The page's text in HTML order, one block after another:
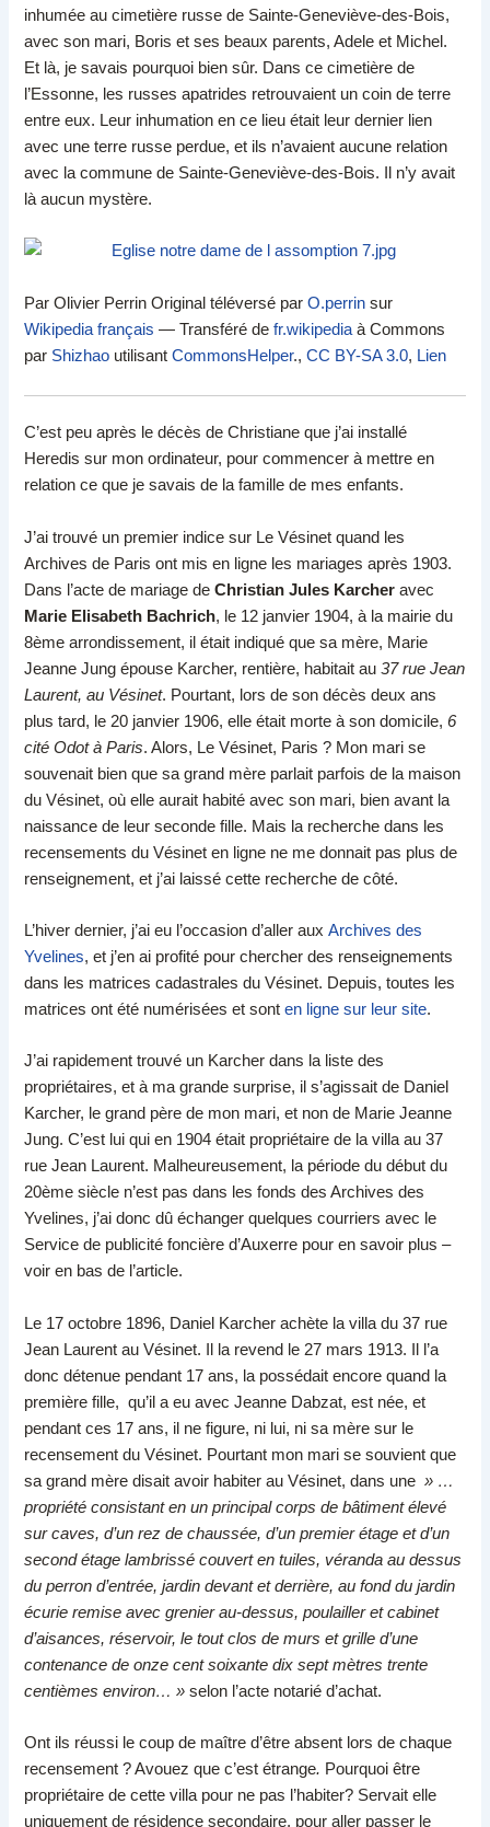
inhumée au cimetière russe de Sainte-Geneviève-des-Bois,
avec son mari, Boris et ses beaux parents, Adele et Michel.
Et là, je savais pourquoi bien sûr. Dans ce cimetière de
l’Essonne, les russes apatrides retrouvaient un coin de terre
entre eux. Leur inhumation en ce lieu était leur dernier lien
avec une terre russe perdue, et ils n’avaient aucune relation
avec la commune de Sainte-Geneviève-des-Bois. Il n’y avait
là aucun mystère.
Par Olivier Perrin Original téléversé parO.perrin sur
Wikipedia français — Transféré defr.wikipediaà Commons
par Shizhao utilisantCommonsHelper.,CC BY-SA 3.0, Lien
C’est peu après le décès de Christiane que j’ai installé
Heredis sur mon ordinateur, pour commencer à mettre en
relation ce que je savais de la famille de mes enfants.
J’ai trouvé un premier indice sur Le Vésinet quand les
Archives de Paris ont mis en ligne les mariages après 1903.
Dans l’acte de mariage deChristian Jules Karcher avec
Marie Elisabeth Bachrich, le 12 janvier 1904, à la mairie du
8ème arrondissement, il était indiqué que sa mère, Marie
Jeanne Jung épouse Karcher, rentière, habitait au37 rue Jean
Laurent, au Vésinet. Pourtant, lors de son décès deux ans
plus tard, le 20 janvier 1906, elle était morte à son domicile,6
cité Odot à Paris. Alors, Le Vésinet, Paris ? Mon mari se
souvenait bien que sa grand mère parlait parfois de la maison
du Vésinet, où elle aurait habité avec son mari, bien avant la
naissance de leur seconde fille. Mais la recherche dans les
recensements du Vésinet en ligne ne me donnait pas plus de
renseignement, et j’ai laissé cette recherche de côté.
L’hiver dernier, j’ai eu l’occasion d’aller auxArchives des
Yvelines, et j’en ai profité pour chercher des renseignements
dans les matrices cadastrales du Vésinet. Depuis, toutes les
matrices ont été numérisées et sonten ligne sur leur site.
J’ai rapidement trouvé un Karcher dans la liste des
propriétaires, et à ma grande surprise, il s’agissait de Daniel
Karcher, le grand père de mon mari, et non de Marie Jeanne
Jung. C’est lui qui en 1904 était propriétaire de la villa au 37
rue Jean Laurent. Malheureusement, la période du début du
20ème siècle n’est pas dans les fonds des Archives des
Yvelines, j’ai donc dû échanger quelques courriers avec le
Service de publicité foncière d’Auxerre pour en savoir plus –
voir en bas de l’article.
Le 17 octobre 1896, Daniel Karcher achète la villa du 37 rue
Jean Laurent au Vésinet. Il la revend le 27 mars 1913. Il l’a
donc détenue pendant 17 ans, la possédait encore quand la
première fille, qu’il a eu avec Jeanne Dabzat, est née, et
pendant ces 17 ans, il ne figure, ni lui, ni sa mère sur le
recensement du Vésinet. Pourtant mon mari se souvient que
sa grand mère disait avoir habiter au Vésinet, dans une » …
propriété consistant en un principal corps de bâtiment élevé
sur caves, d’un rez de chaussée, d’un premier étage et d’un
second étage lambrissé couvert en tuiles, véranda au dessus
du perron d’entrée, jardin devant et derrière, au fond du jardin
écurie remise avec grenier au-dessus, poulailler et cabinet
d’aisances, réservoir, le tout clos de murs et grille d’une
contenance de onze cent soixante dix sept mètres trente
centièmes environ… »selon l’acte notarié d’achat.
Ont ils réussi le coup de maître d’être absent lors de chaque
recensement ? Avouez que c’est étrange. Pourquoi être
propriétaire de cette villa pour ne pas l’habiter? Servait elle
uniquement de résidence secondaire, pour aller passer le